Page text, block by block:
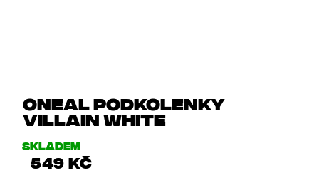
Oneal podkolenky
VILLAIN white
Skladem
549 Kč